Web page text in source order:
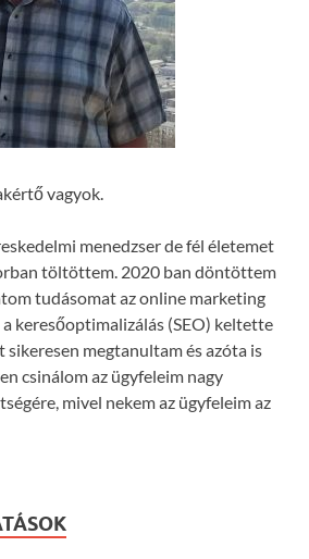
vagyok.
menedzser de fél életemet
töltöttem. 2020 ban döntöttem
tudásomat az online marketing
keresőoptimalizálás (SEO) keltette
sikeresen megtanultam és azóta is
csinálom az ügyfeleim nagy
mivel nekem az ügyfeleim az